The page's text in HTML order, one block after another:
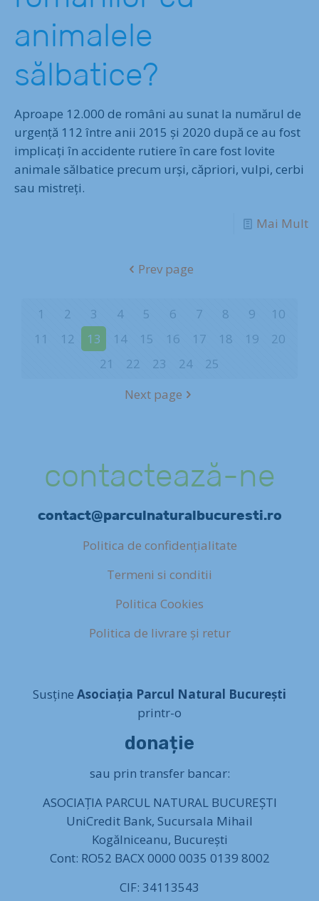
animalele
sălbatice?
Aproape 12.000 de români au sunat la numărul de
urgență 112 între anii 2015 și 2020 după ce au fost
implicați în accidente rutiere în care fost lovite
animale sălbatice precum urși, căpriori, vulpi, cerbi
sau mistreți.
Mai Mult
Prev page
1 2 3 4 5 6 7 8 9
10
11
12 13 14 15 16 17 18 19
20
21
22 23 24
25
Next page
contactează-ne
contact@parculnaturalbucuresti.ro
Politica de confidențialitate
Termeni si conditii
Politica Cookies
Politica de livrare și retur
Susține Asociația Parcul Natural București
printr-o
donație
sau prin transfer bancar:
ASOCIAȚIA PARCUL NATURAL BUCUREȘTI
UniCredit Bank, Sucursala Mihail
Kogălniceanu, București
Cont: RO52 BACX 0000 0035 0139 8002
CIF: 34113543